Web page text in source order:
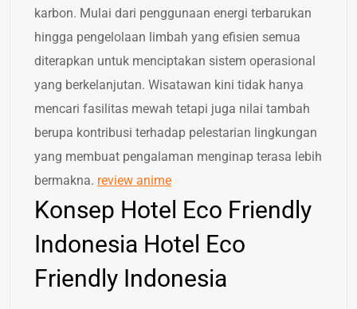
karbon. Mulai dari penggunaan energi terbarukan
hingga pengelolaan limbah yang efisien semua
diterapkan untuk menciptakan sistem operasional
yang berkelanjutan. Wisatawan kini tidak hanya
mencari fasilitas mewah tetapi juga nilai tambah
berupa kontribusi terhadap pelestarian lingkungan
yang membuat pengalaman menginap terasa lebih
bermakna. review anime
Konsep Hotel Eco Friendly
Indonesia Hotel Eco
Friendly Indonesia